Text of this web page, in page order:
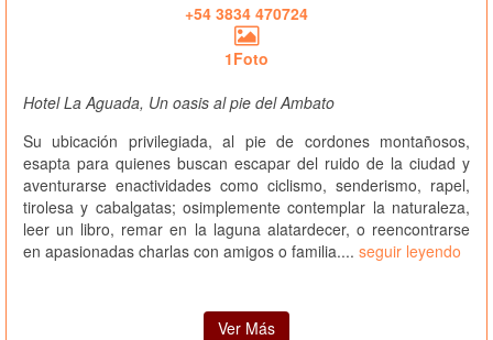
+54 3834 470724
1Foto
Hotel La Aguada, Un oasis al pie del Ambato
Su ubicación privilegiada, al pie de cordones montañosos,
esapta para quienes buscan escapar del ruido de la ciudad y
aventurarse enactividades como ciclismo, senderismo, rapel,
tirolesa y cabalgatas; osimplemente contemplar la naturaleza,
leer un libro, remar en la laguna alatardecer, o reencontrarse
en apasionadas charlas con amigos o familia.... seguir leyendo
Ver Más